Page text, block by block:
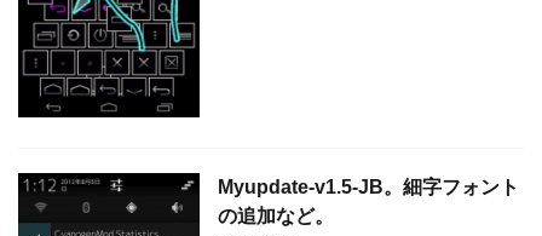
Myupdate-v1.5-JB。細字フォント
の追加など。